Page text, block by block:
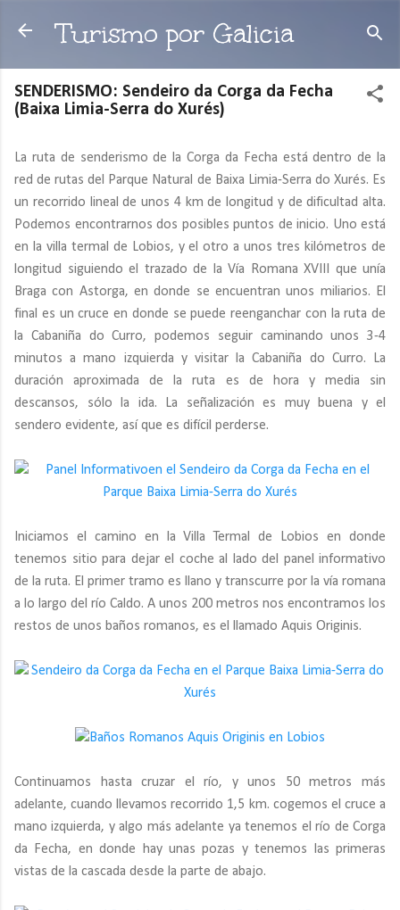
Ir al contenido principal
Turismo por Galicia
SENDERISMO: Sendeiro da Corga da Fecha
(Baixa Limia-Serra do Xurés)
La ruta de senderismo de la Corga da Fecha está dentro de la
red de rutas del Parque Natural de Baixa Limia-Serra do Xurés. Es
un recorrido lineal de unos 4 km de longitud y de dificultad alta.
Podemos encontrarnos dos posibles puntos de inicio. Uno está
en la villa termal de Lobios, y el otro a unos tres kilómetros de
longitud siguiendo el trazado de la Vía Romana XVIII que unía
Braga con Astorga, en donde se encuentran unos miliarios. El
final es un cruce en donde se puede reenganchar con la ruta de
la Cabaniña do Curro, podemos seguir caminando unos 3-4
minutos a mano izquierda y visitar la Cabaniña do Curro. La
duración aproximada de la ruta es de hora y media sin
descansos, sólo la ida. La señalización es muy buena y el
sendero evidente, así que es difícil perderse.
Iniciamos el camino en la Villa Termal de Lobios en donde
tenemos sitio para dejar el coche al lado del panel informativo
de la ruta. El primer tramo es llano y transcurre por la vía romana
a lo largo del río Caldo. A unos 200 metros nos encontramos los
restos de unos baños romanos, es el llamado Aquis Originis.
Continuamos hasta cruzar el río, y unos 50 metros más
adelante, cuando llevamos recorrido 1,5 km. cogemos el cruce a
mano izquierda, y algo más adelante ya tenemos el río de Corga
da Fecha, en donde hay unas pozas y tenemos las primeras
vistas de la cascada desde la parte de abajo.